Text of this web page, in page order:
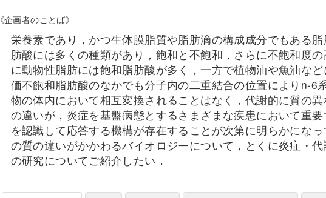
《企画者のことば》
栄養素であり，かつ生体膜脂質や脂肪滴の構成成分でもある
肪酸には多くの種類があり，飽和と不飽和，さらに不飽和度
に動物性脂肪には飽和脂肪酸が多く，一方で植物油や魚油な
価不飽和脂肪酸のなかでも分子内の二重結合の位置によりn-6
物の体内において相互変換されることはなく，代謝的に質の
の違いが，炎症を基盤病態とするさまざまな疾患において重
を認識して応答する機構が存在することが次第に明らかにな
の質の違いがかかわるバイオロジーについて，とくに炎症・
の研究についてご紹介したい．